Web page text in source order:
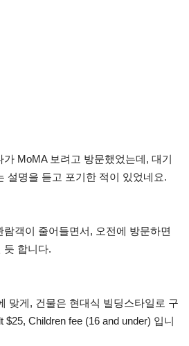
MoMA 보려고 방문했었는데, 대기
설명을 듣고 포기한 적이 있었네요.
객이 줄어들면서, 오전에 방문하면
듯 합니다.
맞게, 건물은 현대식 빌딩스타일로 구
$25, Children fee (16 and under) 입니